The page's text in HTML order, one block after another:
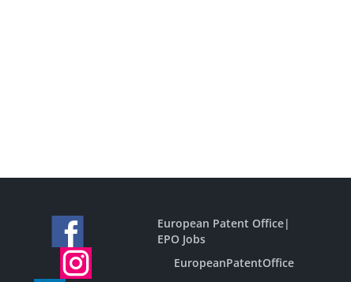
European Patent Office|
EPO Jobs
EuropeanPatentOffice